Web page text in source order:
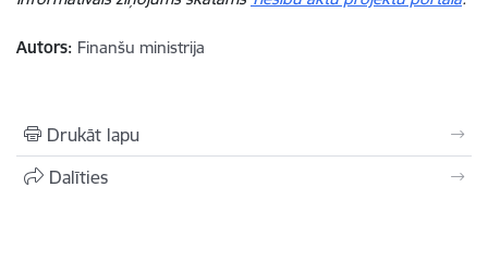
Autors: Finanšu ministrija
Drukāt lapu
Dalīties